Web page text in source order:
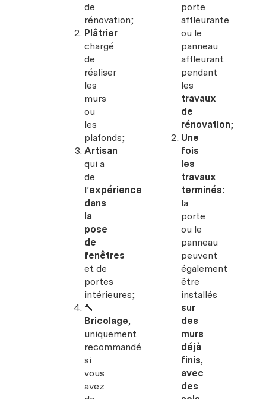
de
rénovation;
Plâtrier
chargé
de
réaliser
les
murs
ou
les
plafonds;
Artisan
qui a
de
l’expérience
dans
la
pose
de
fenêtres
et de
portes
intérieures;
🔨
Bricolage,
uniquement
recommandé
si
vous
avez
porte
affleurante
ou le
panneau
affleurant
pendant
les
travaux
de
rénovation;
Une
fois
les
travaux
terminés:
la
porte
ou le
panneau
peuvent
également
être
installés
sur
des
murs
déjà
finis,
avec
des